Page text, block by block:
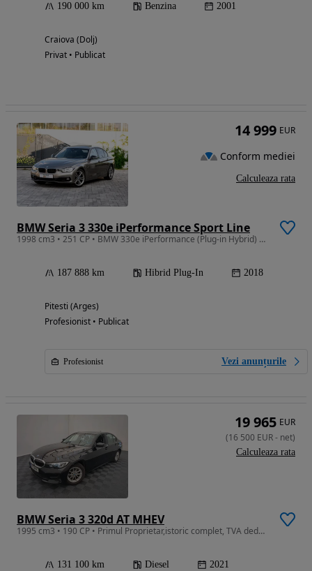
190 000 km Benzina 2001
Craiova (Dolj)
Privat • Publicat
BMW Seria 3 330e iPerformance Sport Line
1998 cm3 • 251 CP • BMW 330e iPerformance (Plug-in Hybrid) Sport Line - RAR efectuat
187 888 km Hibrid Plug-In 2018
Pitesti (Arges)
Profesionist • Publicat
Profesionist Vezi anunțurile
14 999 EUR
Conform mediei
Calculeaza rata
BMW Seria 3 320d AT MHEV
1995 cm3 • 190 CP • Primul Proprietar,istoric complet, TVA deductibil
131 100 km Diesel 2021
19 965 EUR
(16 500 EUR- net)
Calculeaza rata